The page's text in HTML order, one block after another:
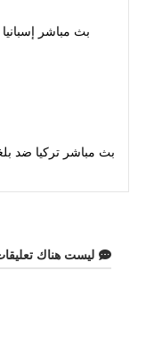
بث مباشر
ليست هناك